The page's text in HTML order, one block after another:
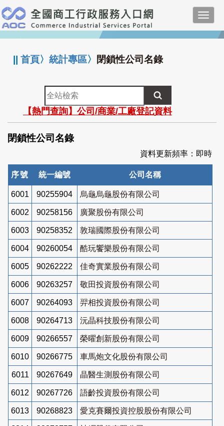
跳
到
主
要
:::
||首頁〉統計專區〉 閉鎖性公司名錄
全
站
檢
索
【熱門查詢】公司/商業/工廠登記資料
閉鎖性公司名錄
資料更新頻率：即時
序號 統一編號 公司名稱
6001 90255904 烏龜烏龜股份有限公司
6002 90258156 廣聚股份有限公司
6003 90258352 敦瑞國際股份有限公司
6004 90260054 酷玩饗樂股份有限公司
6005 90262222 佳奇實業股份有限公司
6006 90263257 敬田投資股份有限公司
6007 90264093 羿相投資股份有限公司
6008 90264713 沅晶科技股份有限公司
6009 90266557 榮曜創新股份有限公司
6010 90266775 車馬炮文化股份有限公司
6011 90267649 晶醫生測股份有限公司
6012 90267726 語齡投資股份有限公司
6013 90268823 愛克賽爾投資控股股份有限公司